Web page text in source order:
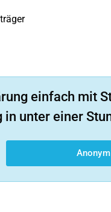
einfach mit
unter einer